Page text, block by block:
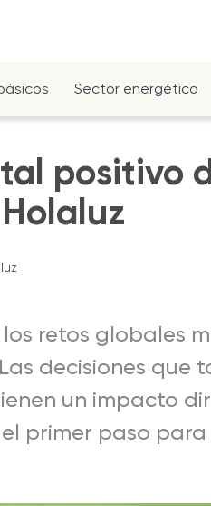
Sector energético
positivo
retos globales
decisiones que
un impacto
primer paso